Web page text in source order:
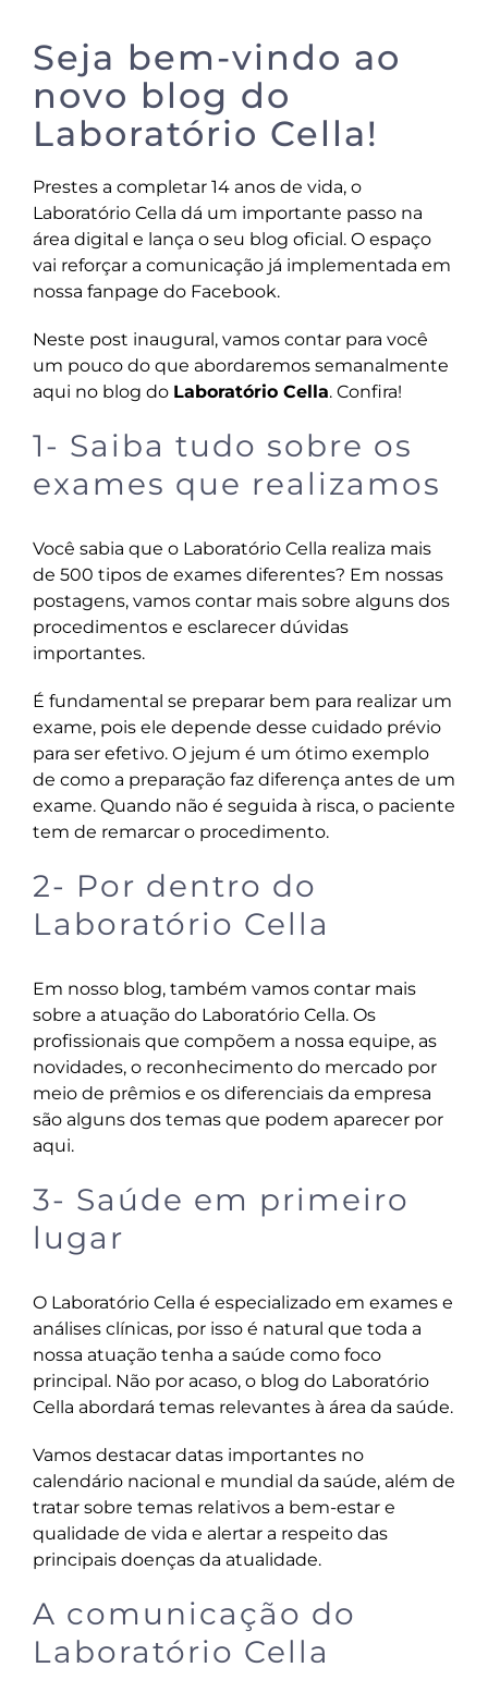
Seja bem-vindo ao
novo blog do
Laboratório Cella!
Prestes a completar 14 anos de vida, o
Laboratório Cella dá um importante passo na
área digital e lança o seu blog oficial. O espaço
vai reforçar a comunicação já implementada em
nossa fanpage do Facebook.
Neste post inaugural, vamos contar para você
um pouco do que abordaremos semanalmente
aqui no blog do Laboratório Cella. Confira!
1- Saiba tudo sobre os
exames que realizamos
Você sabia que o Laboratório Cella realiza mais
de 500 tipos de exames diferentes? Em nossas
postagens, vamos contar mais sobre alguns dos
procedimentos e esclarecer dúvidas
importantes.
É fundamental se preparar bem para realizar um
exame, pois ele depende desse cuidado prévio
para ser efetivo. O jejum é um ótimo exemplo
de como a preparação faz diferença antes de um
exame. Quando não é seguida à risca, o paciente
tem de remarcar o procedimento.
2- Por dentro do
Laboratório Cella
Em nosso blog, também vamos contar mais
sobre a atuação do Laboratório Cella. Os
profissionais que compõem a nossa equipe, as
novidades, o reconhecimento do mercado por
meio de prêmios e os diferenciais da empresa
são alguns dos temas que podem aparecer por
aqui.
3- Saúde em primeiro
lugar
O Laboratório Cella é especializado em exames e
análises clínicas, por isso é natural que toda a
nossa atuação tenha a saúde como foco
principal. Não por acaso, o blog do Laboratório
Cella abordará temas relevantes à área da saúde.
Vamos destacar datas importantes no
calendário nacional e mundial da saúde, além de
tratar sobre temas relativos a bem-estar e
qualidade de vida e alertar a respeito das
principais doenças da atualidade.
A comunicação do
Laboratório Cella